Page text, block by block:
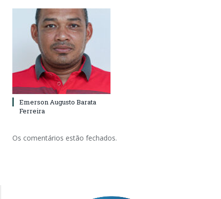
Emerson Augusto Barata
Ferreira
Os comentários estão fechados.